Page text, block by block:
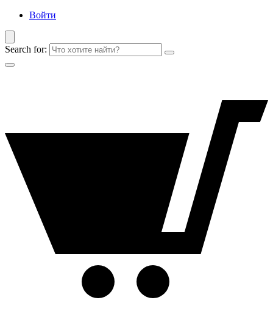
Войти
Search for: